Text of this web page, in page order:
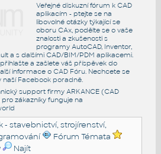
Veřejné diskuzní fórum k CAD
aplikacím - ptejte se na
libovolné otázky týkající se
oboru CAx, podělte se o vaše
znalosti a zkušenosti s
programy AutoCAD, Inventor,
a s dalšími CAD/BIM/PDM aplikacemi.
a zašlete váš příspěvek do
informace o CAD Fóru. Nechcete se
naší Facebook poradně.
support firmy ARKANCE (CAD
zákazníky funguje na
- stavebnictví, strojírenství,
Fórum Témata
Najít